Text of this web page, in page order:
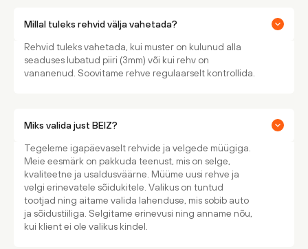
Millal tuleks rehvid välja vahetada?
Rehvid tuleks vahetada, kui muster on kulunud alla
seaduses lubatud piiri (3mm) või kui rehv on
vananenud. Soovitame rehve regulaarselt kontrollida.
Miks valida just BEIZ?
Tegeleme igapäevaselt rehvide ja velgede müügiga.
Meie eesmärk on pakkuda teenust, mis on selge,
kvaliteetne ja usaldusväärne. Müüme uusi rehve ja
velgi erinevatele sõidukitele. Valikus on tuntud
tootjad ning aitame valida lahenduse, mis sobib auto
ja sõidustiiliga. Selgitame erinevusi ning anname nõu,
kui klient ei ole valikus kindel.